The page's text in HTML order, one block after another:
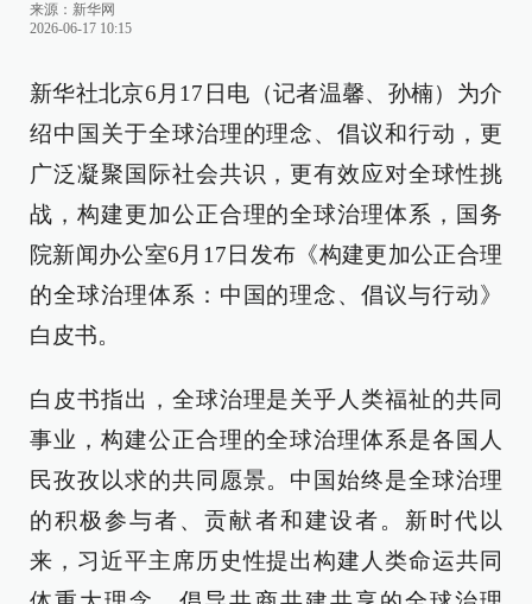
来源： 新华网
2026-06-17 10:15
新华社北京6月17日电（记者温馨、孙楠）为介
绍中国关于全球治理的理念、倡议和行动，更
广泛凝聚国际社会共识，更有效应对全球性挑
战，构建更加公正合理的全球治理体系，国务
院新闻办公室6月17日发布《构建更加公正合理
的全球治理体系：中国的理念、倡议与行动》
白皮书。
白皮书指出，全球治理是关乎人类福祉的共同
事业，构建公正合理的全球治理体系是各国人
民孜孜以求的共同愿景。中国始终是全球治理
的积极参与者、贡献者和建设者。新时代以
来，习近平主席历史性提出构建人类命运共同